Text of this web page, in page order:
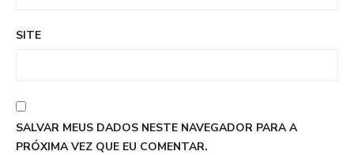
SITE
SALVAR MEUS DADOS NESTE NAVEGADOR PARA A
PRÓXIMA VEZ QUE EU COMENTAR.